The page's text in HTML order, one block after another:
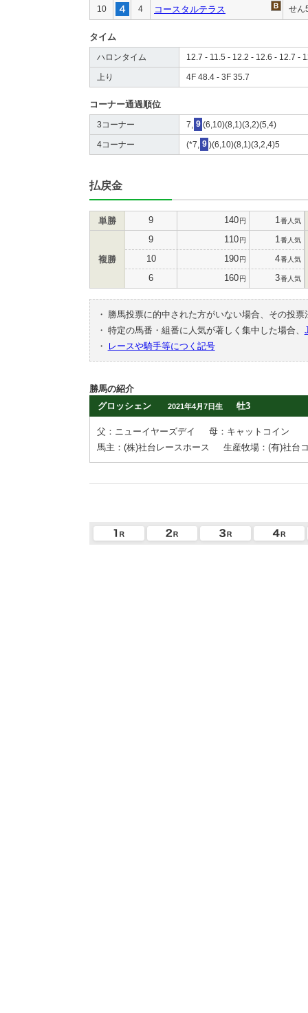
10 4 コースタルテラス せん
タイム
ハロンタイム 12.7 - 11.5 - 12.2 - 12.6 - 12.7 -
上り 4F 48.4 - 3F 35.7
コーナー通過順位
3コーナー 7, 9 (6,10)(8,1)(3,2)(5,4)
4コーナー (*7, 9 )(6,10)(8,1)(3,2,4)5
払戻金
単勝 9 140円 1 番人気
複勝
9 110円 1 番人気
10 190円 4番人気
6 160円 3番人気
・
勝馬投票に的中された方がいない場合、その投
・ 特定の馬番・組番に人気が著しく集中した場合、
・
レースや騎手等につく記号
勝馬の紹介
グロッシェン
2021年4月7日生 牡3
父：ニューイヤーズデイ
母：キャットコイン
馬主：(株)社台レースホース
生産牧場：(有)社台